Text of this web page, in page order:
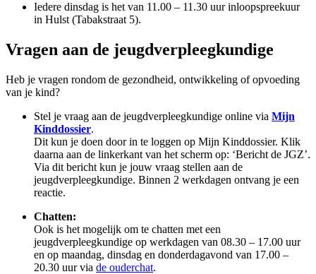
Iedere dinsdag is het van 11.00 – 11.30 uur inloopspreekuur
in Hulst (Tabakstraat 5).
Vragen aan de jeugdverpleegkundige
Heb je vragen rondom de gezondheid, ontwikkeling of opvoeding
van je kind?
Stel je vraag aan de jeugdverpleegkundige online via Mijn
Kinddossier.
Dit kun je doen door in te loggen op Mijn Kinddossier. Klik
daarna aan de linkerkant van het scherm op: ‘Bericht de JGZ’.
Via dit bericht kun je jouw vraag stellen aan de
jeugdverpleegkundige. Binnen 2 werkdagen ontvang je een
reactie.
Chatten:
Ook is het mogelijk om te chatten met een
jeugdverpleegkundige op werkdagen van 08.30 – 17.00 uur
en op maandag, dinsdag en donderdagavond van 17.00 –
20.30 uur via de ouderchat.